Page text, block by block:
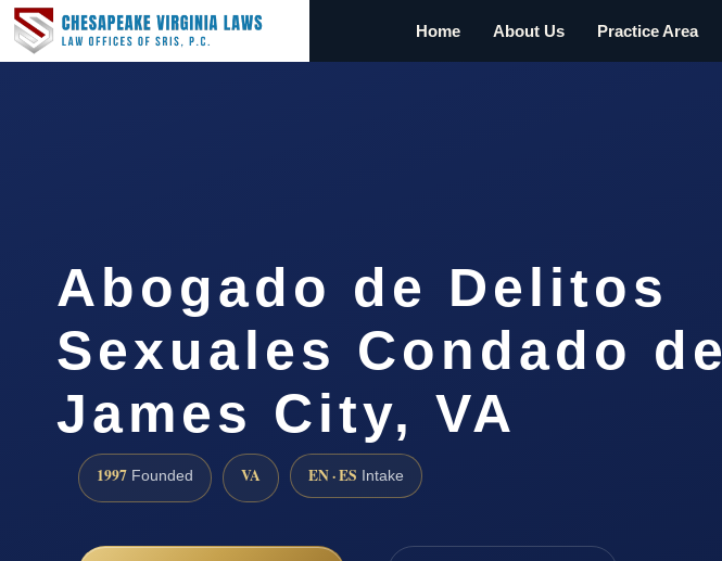
Home About Us Practice Area
Abogado de Delitos
Sexuales Condado de
James City, VA
1997 Founded VA EN · ES Intake